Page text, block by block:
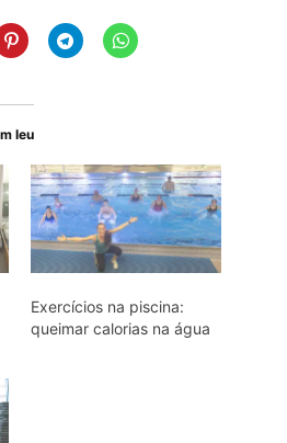
leu
Exercícios na piscina:
queimar calorias na água